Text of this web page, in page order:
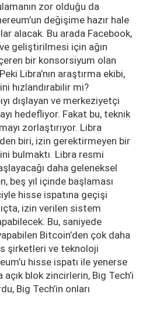
zor olduğu da
değişime hazır hale
alacak. Bu arada Facebook,
geliştirilmesi için ağın
bir konsorsiyum olan
Libra’nın araştırma ekibi,
hızlandırabilir mi?
dışlayan ve merkeziyetçi
hedefliyor. Fakat bu, teknik
zorlaştırıyor. Libra
biri, izin gerektirmeyen bir
bulmaktı. Libra resmi
daha geleneksel
beş yıl içinde başlaması
hisse ispatına geçişi
izin verilen sistem
Bu, saniyede
Bitcoin’den çok daha
şirketleri ve teknoloji
hisse ispatı ile yenerse
blok zincirlerin, Big Tech’i
Big Tech’in onları